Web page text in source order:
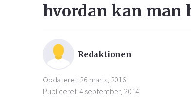
hvordan kan man
Redaktionen
Opdateret: 26 marts, 2016
Publiceret: 4 september, 2014